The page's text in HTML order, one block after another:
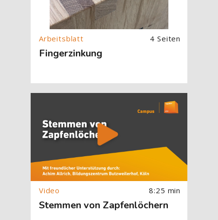
4 Seiten
Fingerzinkung
[Cocoon] About (Text with Image) überspringen
8:25 min
Stemmen von Zapfenlöchern